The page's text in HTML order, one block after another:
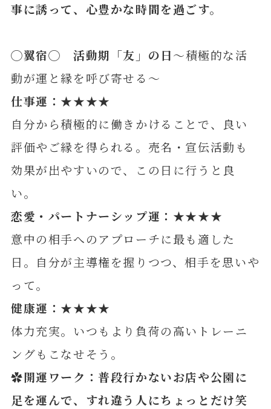
事に誘って、心豊かな時間を過ごす。
◯翼宿◯ 活動期「友」の日～積極的な活
動が運と縁を呼び寄せる～
仕事運：★★★★
自分から積極的に働きかけることで、良い
評価やご縁を得られる。売名・宣伝活動も
効果が出やすいので、この日に行うと良
い。
恋愛・パートナーシップ運：★★★★
意中の相手へのアプローチに最も適した
日。自分が主導権を握りつつ、相手を思いや
って。
健康運：★★★★
体力充実。いつもより負荷の高いトレーニ
ングもこなせそう。
✿開運ワーク：普段行かないお店や公園に
足を運んで、すれ違う人にちょっとだけ笑